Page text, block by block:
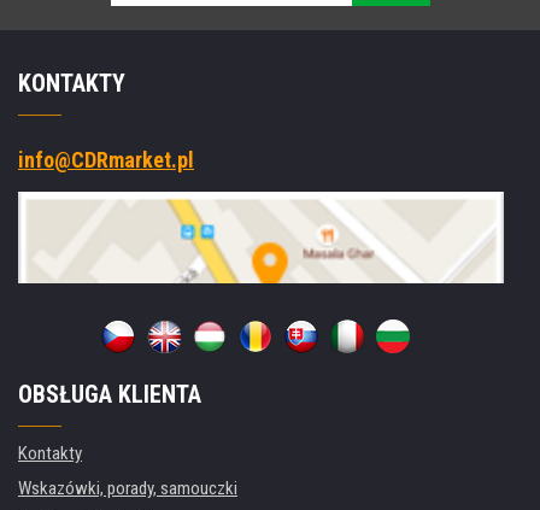
KONTAKTY
info@CDRmarket.pl
OBSŁUGA KLIENTA
Kontakty
Wskazówki, porady, samouczki